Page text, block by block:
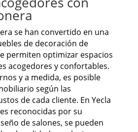
se han convertido en una
de decoración de
permiten optimizar espacios
acogedores y confortables.
y a medida, es posible
según las
de cada cliente. En Yecla
reconocidas por su
de salones, se pueden